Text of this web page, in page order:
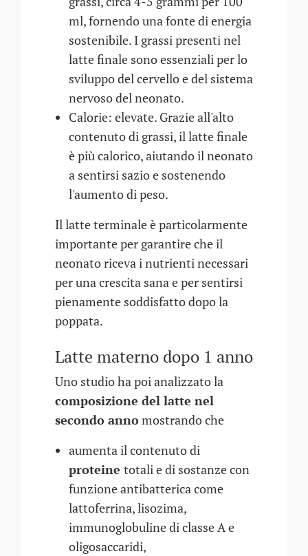
ml, fornendo una fonte di energia
sostenibile. I grassi presenti nel
latte finale sono essenziali per lo
sviluppo del cervello e del sistema
nervoso del neonato.
Calorie: elevate. Grazie all'alto
contenuto di grassi, il latte finale
è più calorico, aiutando il neonato
a sentirsi sazio e sostenendo
l'aumento di peso.
Il latte terminale è particolarmente
importante per garantire che il
neonato riceva i nutrienti necessari
per una crescita sana e per sentirsi
pienamente soddisfatto dopo la
poppata.
Latte materno dopo 1 anno
Uno studio ha poi analizzato la
composizione del latte nel
secondo annomostrando che
aumenta il contenuto di
proteine totali e di sostanze con
funzione antibatterica come
lattoferrina, lisozima,
immunoglobuline di classe A e
oligosaccaridi,